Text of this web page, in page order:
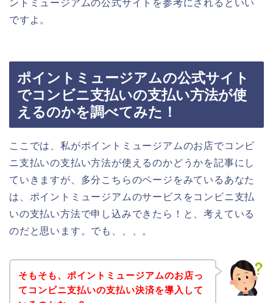
ントミュージアムの公式サイトを参考にされるといい
ですよ。
ポイントミュージアムの公式サイト
でコンビニ支払いの支払い方法が使
えるのかを調べてみた！
ここでは、私がポイントミュージアムのお店でコンビ
ニ支払いの支払い方法が使えるのかどうかを記事にし
ていきますが、多分こちらのページをみているあなた
は、ポイントミュージアムのサービスをコンビニ支払
いの支払い方法で申し込みできたら！と、考えている
のだと思います。でも、、、。
そもそも、ポイントミュージアムのお店っ
てコンビニ支払いの支払い決済を導入して